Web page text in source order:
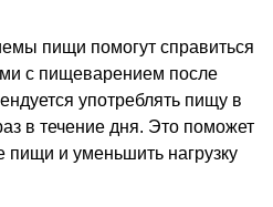
пищи помогут справиться
с пищеварением после
употреблять пищу в
в течение дня. Это поможет
пищи и уменьшить нагрузку